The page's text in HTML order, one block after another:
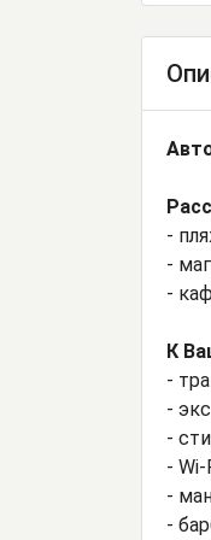
-
-
-
К
-
-
-
-
-
-